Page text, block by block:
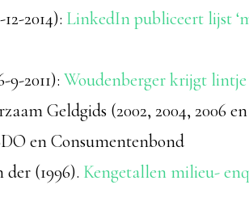
2014): LinkedIn publiceert lijst
9-2011): Woudenberger krijgt
Geldgids (2002, 2004, 2006 en
en Consumentenbond
der (1996). Kengetallen milieu-